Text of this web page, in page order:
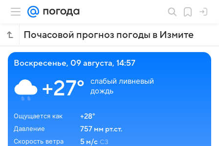
Почасовой прогноз погоды в Измите
воскресенье, 09 августа, 14:57
+27°
слабый ливневый
дождь
Ощущается как
+28°
Давление
757 мм рт.ст.
Скорость ветра
5 м/с СЗ